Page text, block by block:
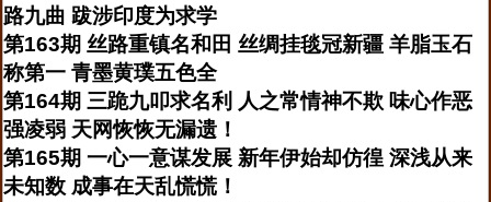
路九曲 跋涉印度为求学
第163期 丝路重镇名和田 丝绸挂毯冠新疆 羊脂玉石
称第一 青墨黄璞五色全
第164期 三跪九叩求名利 人之常情神不欺 味心作恶
强凌弱 天网恢恢无漏遗！
第165期 一心一意谋发展 新年伊始却仿徨 深浅从来
未知数 成事在天乱慌慌！